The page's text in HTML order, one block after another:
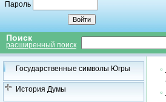
Пароль
Поиск
расширенный поиск
Государственные символы Югры
История Думы